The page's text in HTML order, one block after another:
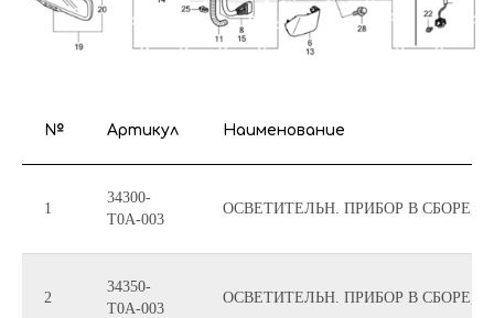
№ Артикул Наименование
1
34300-
T0A-003
ОСВЕТИТЕЛЬН. ПРИБОР В СБОРЕ,
2
34350-
T0A-003
ОСВЕТИТЕЛЬН. ПРИБОР В СБОРЕ,